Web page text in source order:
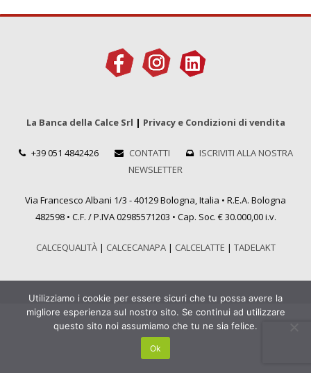
La Banca della Calce Srl | Privacy e Condizioni di vendita
+39 051 4842426 CONTATTI
ISCRIVITI ALLA NOSTRA
NEWSLETTER
Via Francesco Albani 1/3 - 40129 Bologna, Italia • R.E.A. Bologna
482598 • C.F. / P.IVA 02985571203 • Cap. Soc. € 30.000,00 i.v.
CALCEQUALITÀ| CALCECANAPA| CALCELATTE | TADELAKT
Utilizziamo i cookie per essere sicuri che tu possa avere la
migliore esperienza sul nostro sito. Se continui ad utilizzare
questo sito noi assumiamo che tu ne sia felice.
Ok